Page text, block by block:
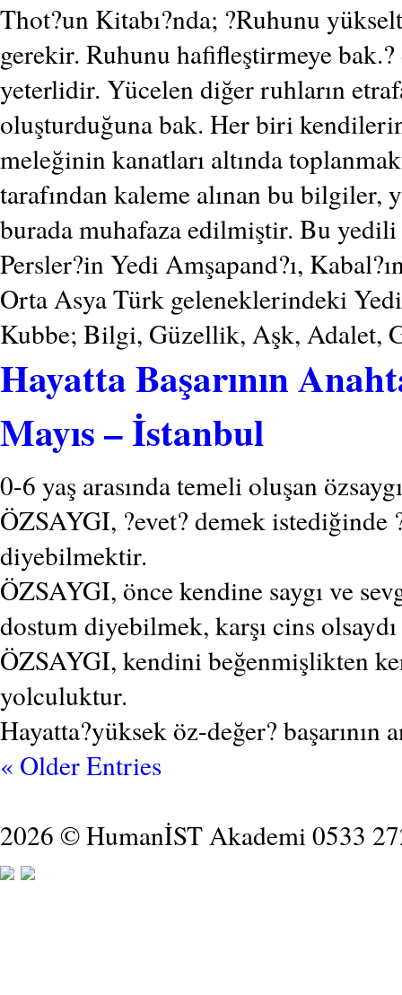
Thot?un Kitabı?nda; ?Ruhunu
gerekir. Ruhunu hafifleştirmeye
yeterlidir. Yücelen diğer ruhların
oluşturduğuna bak. Her biri
meleğinin kanatları altında
tarafından kaleme alınan bu bilgiler,
burada muhafaza edilmiştir. Bu yedili
Persler?in Yedi Amşapand?ı,
Orta Asya Türk geleneklerindeki
Kubbe; Bilgi, Güzellik, Aşk, Adalet,
Hayatta Başarının
Mayıs – İstanbul
0-6 yaş arasında temeli oluşan
ÖZSAYGI, ?evet? demek istediğinde
diyebilmektir.
ÖZSAYGI, önce kendine saygı ve
dostum diyebilmek, karşı cins
ÖZSAYGI, kendini beğenmişlikten
yolculuktur.
Hayatta?yüksek öz-değer? başarının
« Older Entries
2026 © HumanİST Akademi 0533